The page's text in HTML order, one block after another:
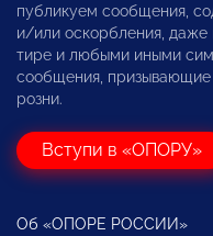
публикуем сообщения,
и/или оскорбления, даже
тире и любыми иными
сообщения,
розни.
Вступи в «ОПОРУ»
Об «ОПОРЕ РОССИИ»